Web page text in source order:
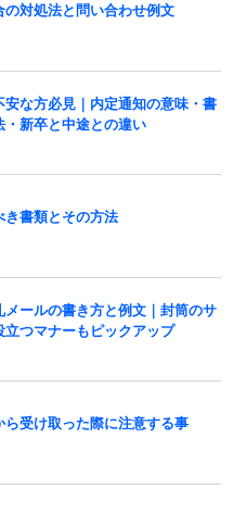
対処法と問い合わせ例文
な方必見｜内定通知の意味・書
新卒と中途との違い
き書類とその方法
ールの書き方と例文｜封筒のサ
つマナーもピックアップ
受け取った際に注意する事